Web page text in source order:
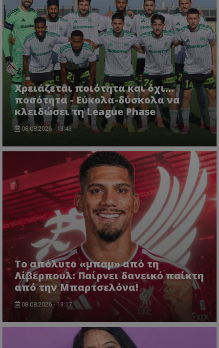
Χρειάζεται ποιότητα και όχι...
ποσότητα - Εύκολα-δύσκολα να
κλειδώσει τη League Phase
08.08.2026 - 13:43
Το απόλυτο «μπαμ» από τη
Λίβερπουλ: Παίρνει δανεικό παίκτη
από την Μπαρτσελόνα!
08.08.2026 - 13:17